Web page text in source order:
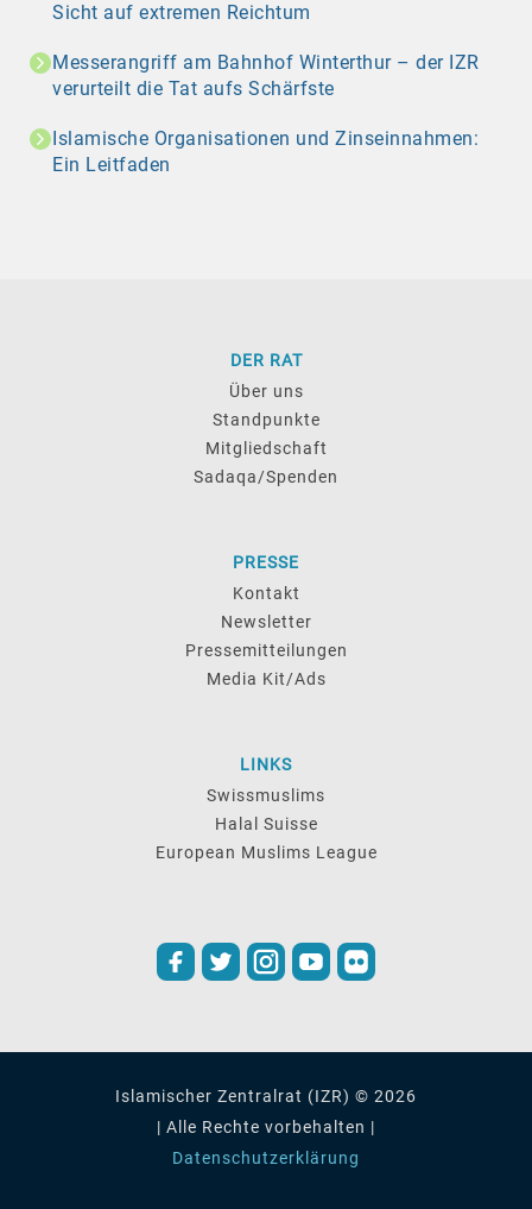
Sicht auf extremen Reichtum
Messerangriff am Bahnhof Winterthur – der IZR
verurteilt die Tat aufs Schärfste
Islamische Organisationen und Zinseinnahmen:
Ein Leitfaden
DER RAT
Über uns
Standpunkte
Mitgliedschaft
Sadaqa/Spenden
PRESSE
Kontakt
Newsletter
Pressemitteilungen
Media Kit/Ads
LINKS
Swissmuslims
Halal Suisse
European Muslims League
Islamischer Zentralrat (IZR) © 2026
| Alle Rechte vorbehalten |
Datenschutzerklärung